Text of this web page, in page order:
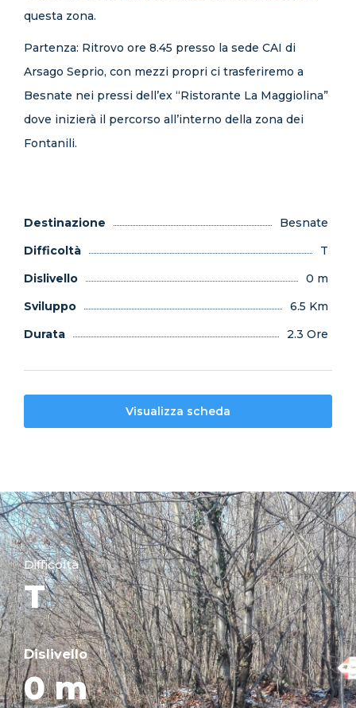
questa zona.
Partenza: Ritrovo ore 8.45 presso la sede CAI di
Arsago Seprio, con mezzi propri ci trasferiremo a
Besnate nei pressi dell’ex “Ristorante La Maggiolina”
dove inizierà il percorso all’interno della zona dei
Fontanili.
Destinazione
Besnate
Difficoltà
T
Dislivello
0 m
Sviluppo
6.5 Km
Durata
2.3 Ore
Visualizza scheda
Difficoltà
T
Dislivello
0 m